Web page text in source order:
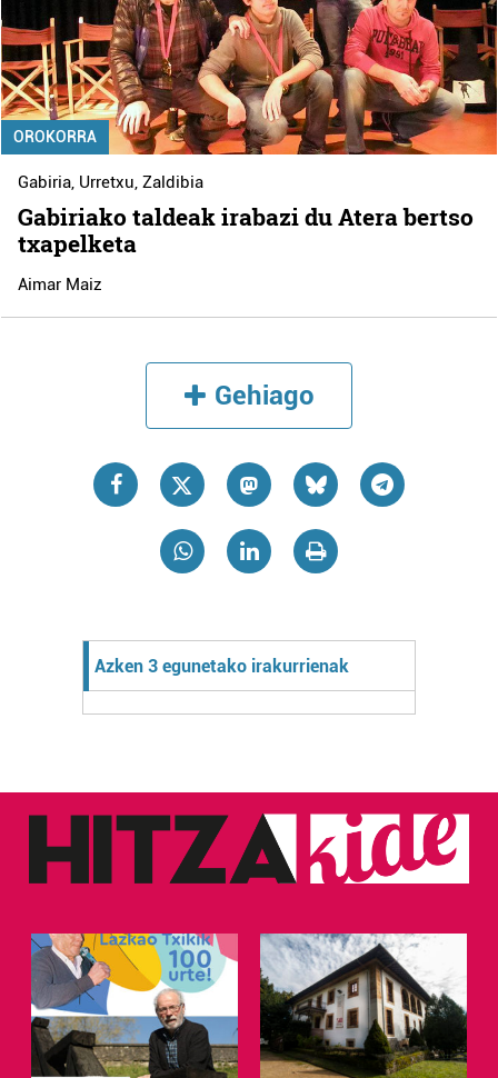
OROKORRA
Gabiria, Urretxu,Zaldibia
Gabiriako taldeak irabazi du Atera bertso
txapelketa
Aimar Maiz
Gehiago
Azken 3 egunetako irakurrienak